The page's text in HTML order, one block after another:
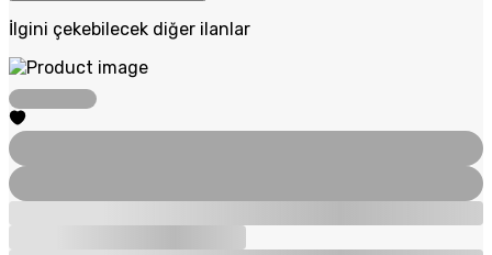
İlgini çekebilecek diğer ilanlar